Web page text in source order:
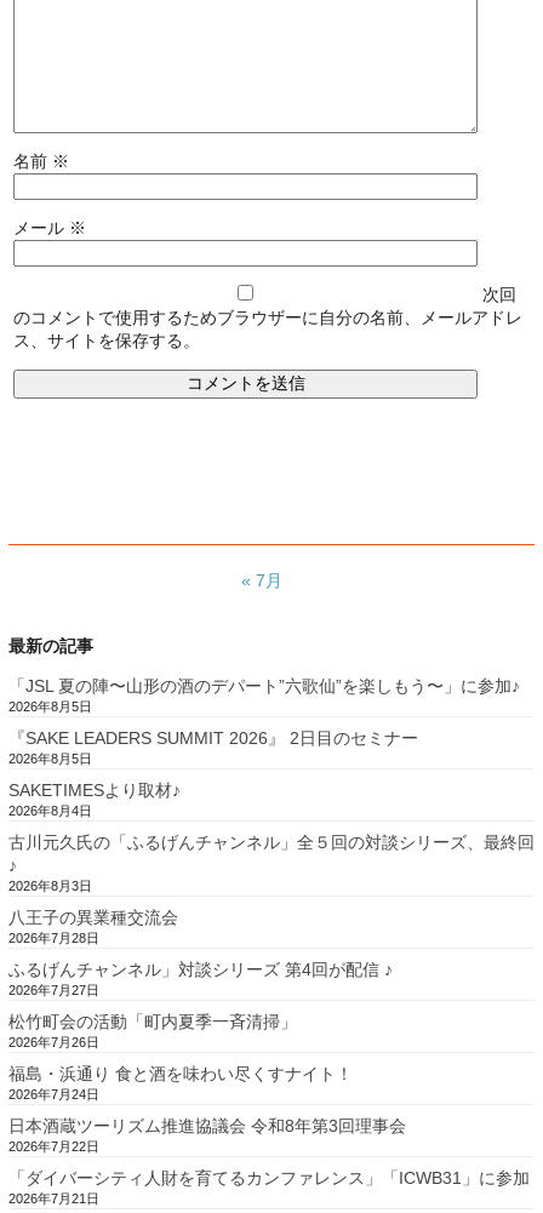
名前 ※
メール ※
次回
のコメントで使用するためブラウザーに自分の名前、メールアドレ
ス、サイトを保存する。
« 7月
最新の記事
「JSL 夏の陣〜山形の酒のデパート”六歌仙”を楽しもう〜」に参加♪
2026年8月5日
『SAKE LEADERS SUMMIT 2026』 2日目のセミナー
2026年8月5日
SAKETIMESより取材♪
2026年8月4日
古川元久氏の「ふるげんチャンネル」全５回の対談シリーズ、最終回
♪
2026年8月3日
八王子の異業種交流会
2026年7月28日
ふるげんチャンネル」対談シリーズ 第4回が配信 ♪
2026年7月27日
松竹町会の活動「町内夏季一斉清掃」
2026年7月26日
福島・浜通り 食と酒を味わい尽くすナイト！
2026年7月24日
日本酒蔵ツーリズム推進協議会 令和8年第3回理事会
2026年7月22日
「ダイバーシティ人財を育てるカンファレンス」「ICWB31」に参加
2026年7月21日